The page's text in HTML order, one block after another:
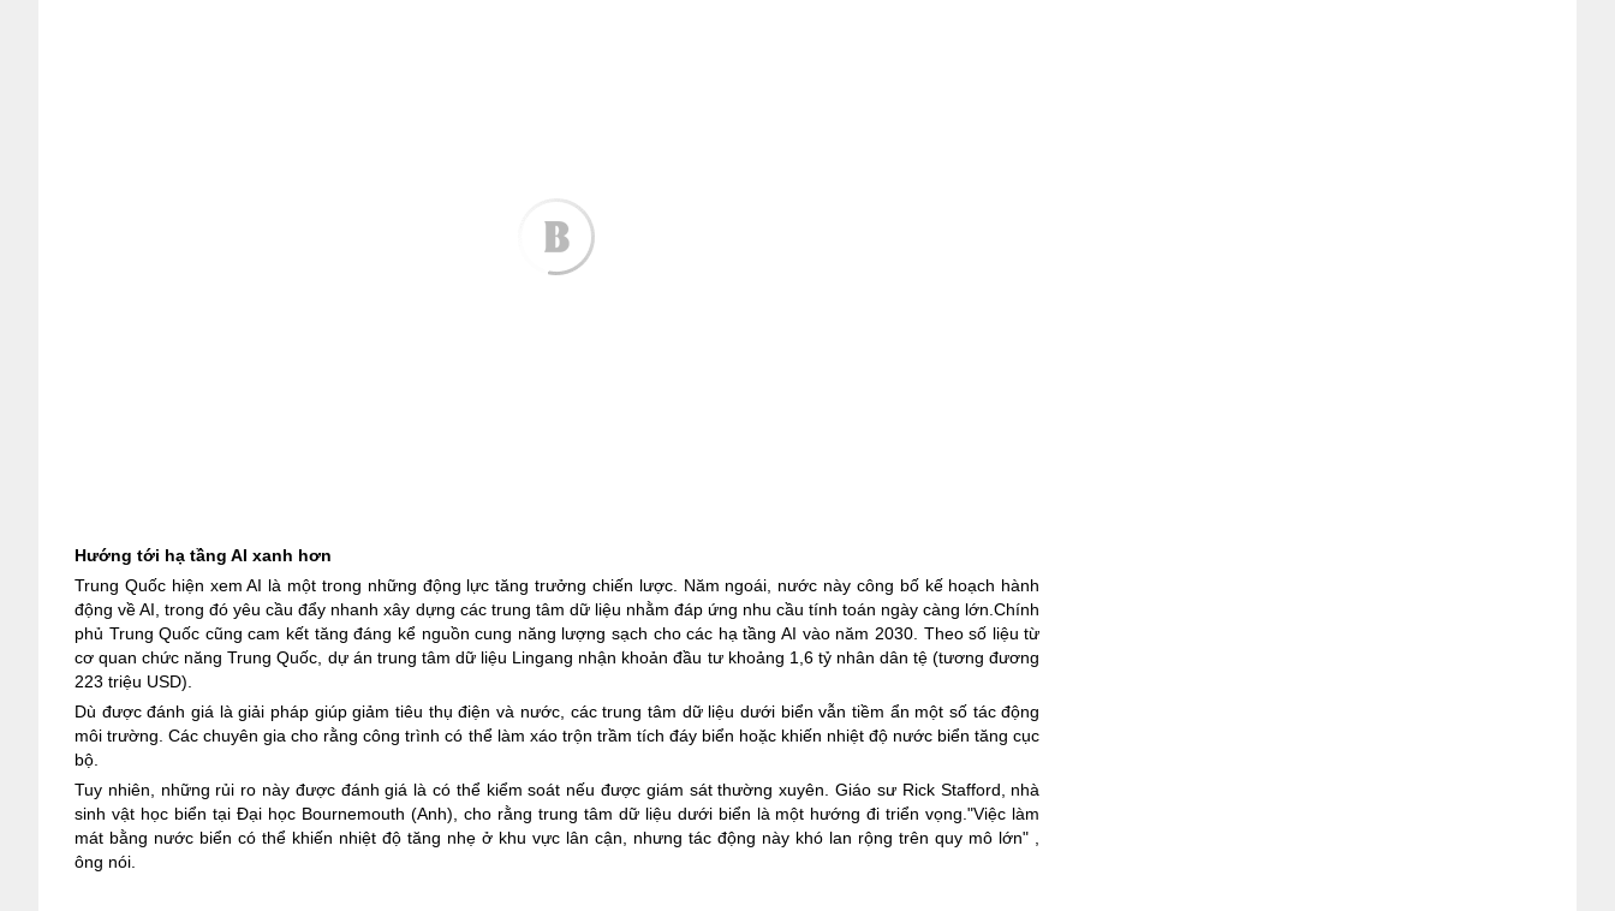
Hướng tới hạ tầng AI xanh hơn
Trung Quốc hiện xem AI là một trong những động lực tăng trưởng chiến lược. Năm ngoái, nước này công bố kế hoạch hành
động về AI, trong đó yêu cầu đẩy nhanh xây dựng các trung tâm dữ liệu nhằm đáp ứng nhu cầu tính toán ngày càng lớn.Chính
phủ Trung Quốc cũng cam kết tăng đáng kể nguồn cung năng lượng sạch cho các hạ tầng AI vào năm 2030. Theo số liệu từ
cơ quan chức năng Trung Quốc, dự án trung tâm dữ liệu Lingang nhận khoản đầu tư khoảng 1,6 tỷ nhân dân tệ (tương đương
223 triệu USD).
Dù được đánh giá là giải pháp giúp giảm tiêu thụ điện và nước, các trung tâm dữ liệu dưới biển vẫn tiềm ẩn một số tác động
môi trường. Các chuyên gia cho rằng công trình có thể làm xáo trộn trầm tích đáy biển hoặc khiến nhiệt độ nước biển tăng cục
bộ.
Tuy nhiên, những rủi ro này được đánh giá là có thể kiểm soát nếu được giám sát thường xuyên.Giáo sư Rick Stafford, nhà
sinh vật học biển tại Đại học Bournemouth (Anh), cho rằng trung tâm dữ liệu dưới biển là một hướng đi triển vọng."Việc làm
mát bằng nước biển có thể khiến nhiệt độ tăng nhẹ ở khu vực lân cận, nhưng tác động này khó lan rộng trên quy mô lớn" ,
ông nói.